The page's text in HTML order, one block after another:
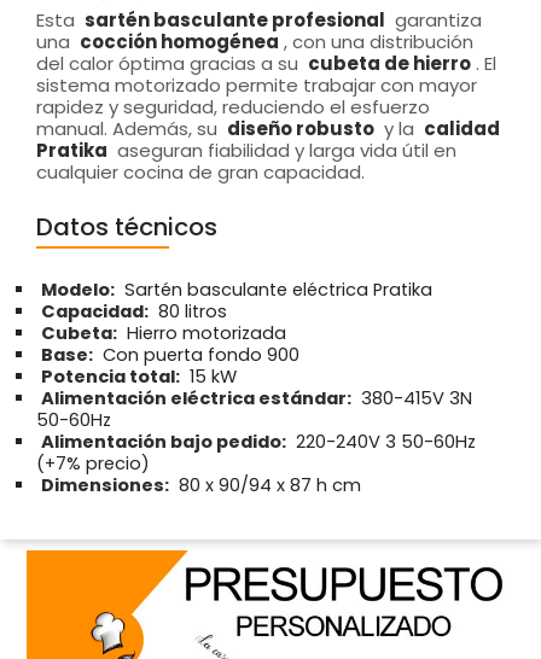
Esta sartén basculante profesional garantiza
una cocción homogénea , con una distribución
del calor óptima gracias a su cubeta de hierro . El
sistema motorizado permite trabajar con mayor
rapidez y seguridad, reduciendo el esfuerzo
manual. Además, su diseño robusto y la calidad
Pratika aseguran fiabilidad y larga vida útil en
cualquier cocina de gran capacidad.
Datos técnicos
Modelo: Sartén basculante eléctrica Pratika
Capacidad: 80 litros
Cubeta: Hierro motorizada
Base: Con puerta fondo 900
Potencia total: 15 kW
Alimentación eléctrica estándar: 380-415V 3N
50-60Hz
Alimentación bajo pedido: 220-240V 3 50-60Hz
(+7% precio)
Dimensiones: 80 x 90/94 x 87 h cm